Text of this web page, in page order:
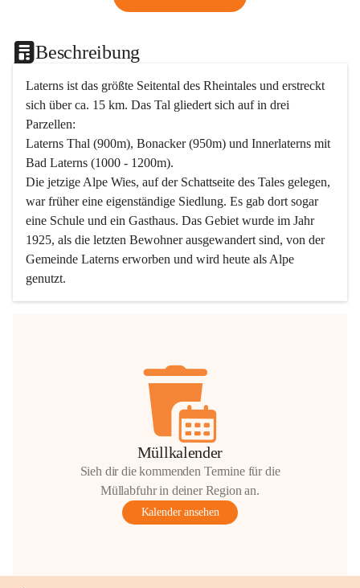
Beschreibung
Laterns ist das größte Seitental des Rheintales und erstreckt
sich über ca. 15 km. Das Tal gliedert sich auf in drei
Parzellen:
Laterns Thal (900m), Bonacker (950m) und Innerlaterns mit
Bad Laterns (1000 - 1200m).
Die jetzige Alpe Wies, auf der Schattseite des Tales gelegen,
war früher eine eigenständige Siedlung. Es gab dort sogar
eine Schule und ein Gasthaus. Das Gebiet wurde im Jahr
1925, als die letzten Bewohner ausgewandert sind, von der
Gemeinde Laterns erworben und wird heute als Alpe
genutzt.
Müllkalender
Sieh dir die kommenden Termine für die
Müllabfuhr in deiner Region an.
Kalender ansehen